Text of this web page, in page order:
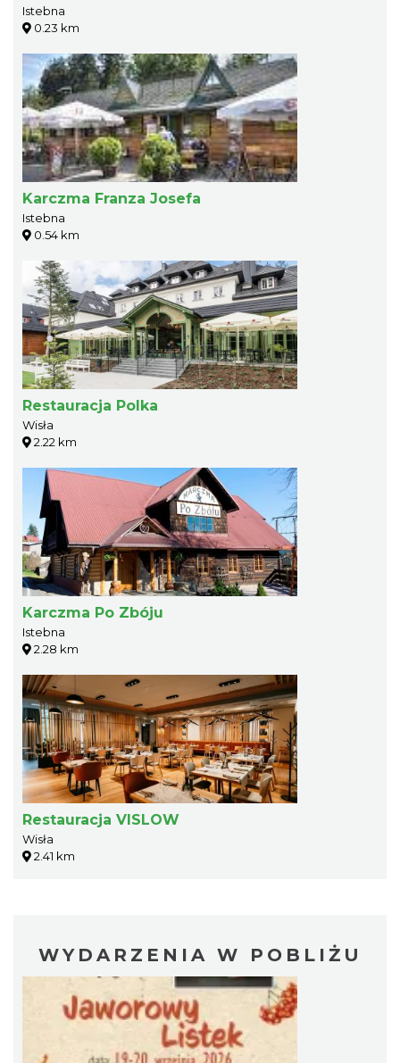
Istebna
0.23 km
Karczma Franza Josefa
Istebna
0.54 km
Restauracja Polka
Wisła
2.22 km
Karczma Po Zbóju
Istebna
2.28 km
Restauracja VISLOW
Wisła
2.41 km
WYDARZENIA W POBLIŻU